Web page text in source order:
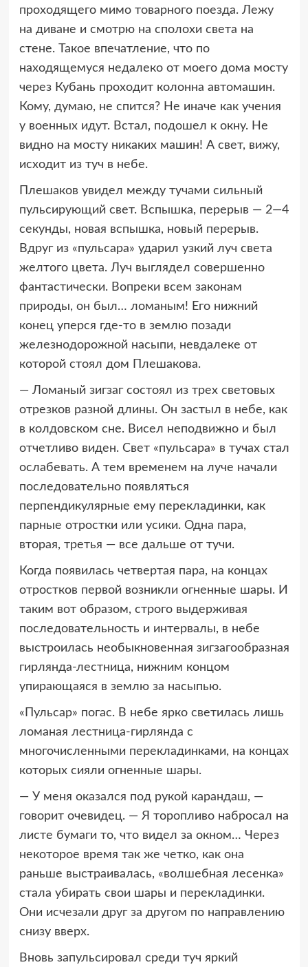
проходящего мимо товарного поезда. Лежу
на диване и смотрю на сполохи света на
стене. Такое впечатление, что по
находящемуся недалеко от моего дома мосту
через Кубань проходит колонна автомашин.
Кому, думаю, не спится? Не иначе как учения
у военных идут. Встал, подошел к окну. Не
видно на мосту никаких машин! А свет, вижу,
исходит из туч в небе.
Плешаков увидел между тучами сильный
пульсирующий свет. Вспышка, перерыв — 2—4
секунды, новая вспышка, новый перерыв.
Вдруг из «пульсара» ударил узкий луч света
желтого цвета. Луч выглядел совершенно
фантастически. Вопреки всем законам
природы, он был… ломаным! Его нижний
конец уперся где-то в землю позади
железнодорожной насыпи, невдалеке от
которой стоял дом Плешакова.
— Ломаный зигзаг состоял из трех световых
отрезков разной длины. Он застыл в небе, как
в колдовском сне. Висел неподвижно и был
отчетливо виден. Свет «пульсара» в тучах стал
ослабевать. А тем временем на луче начали
последовательно появляться
перпендикулярные ему перекладинки, как
парные отростки или усики. Одна пара,
вторая, третья — все дальше от тучи.
Когда появилась четвертая пара, на концах
отростков первой возникли огненные шары. И
таким вот образом, строго выдерживая
последовательность и интервалы, в небе
выстроилась необыкновенная зигзагообразная
гирлянда-лестница, нижним концом
упирающаяся в землю за насыпью.
«Пульсар» погас. В небе ярко светилась лишь
ломаная лестница-гирлянда с
многочисленными перекладинками, на концах
которых сияли огненные шары.
— У меня оказался под рукой карандаш, —
говорит очевидец. — Я торопливо набросал на
листе бумаги то, что видел за окном… Через
некоторое время так же четко, как она
раньше выстраивалась, «волшебная лесенка»
стала убирать свои шары и перекладинки.
Они исчезали друг за другом по направлению
снизу вверх.
Вновь запульсировал среди туч яркий